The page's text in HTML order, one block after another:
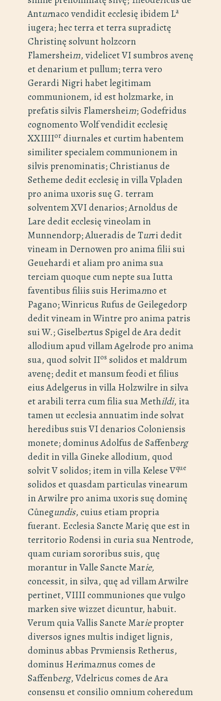
Anturnaco vendidit ecclesię ibidem La
iugera; hec terra et terra supradictę
Christinę solvunt holzcorn
Flamersheim, videlicet VI sumbros avenę
et denarium et pullum; terra vero
Gerardi Nigri habet legitimam
communionem, id est holzmarke, in
prefatis silvis Flamersheim; Godefridus
cognomento Wolf vendidit ecclesię
XXIIIIor diurnales et curtim habentem
similiter specialem communionem in
silvis prenominatis; Christianus de
Setheme dedit ecclesię in villa Vpladen
pro anima uxoris suę G. terram
solventem XVI denarios; Arnoldus de
Lare dedit ecclesię vineolam in
Munnendorp; Alueradis de Turri dedit
vineam in Dernowen pro anima filii sui
Geuehardi et aliam pro anima sua
terciam quoque cum nepte sua Iutta
faventibus filiis suis Herimanno et
Pagano; Winricus Rufus de Geilegedorp
dedit vineam in Wintre pro anima patris
sui W.; Giselbertus Spigel de Ara dedit
allodium apud villam Agelrode pro anima
sua, quod solvit IIos solidos et maldrum
avenę; dedit et mansum feodi et filius
eius Adelgerus in villa Holzwilre in silva
et arabili terra cum filia sua Methildi, ita
tamen ut ecclesia annuatim inde solvat
heredibus suis VI denarios Coloniensis
monete; dominus Adolfus de Saffenberg
dedit in villa Gineke allodium, quod
solvit V solidos; item in villa Kelese Vque
solidos et quasdam particulas vinearum
in Arwilre pro anima uxoris suę dominę
Cůnegundis, cuius etiam propria
fuerant. Ecclesia Sancte Marię que est in
territorio Rodensi in curia sua Nentrode,
quam curiam sororibus suis, quę
morantur in Valle Sancte Marie,
concessit, in silva, quę ad villam Arwilre
pertinet, VIIII communiones que vulgo
marken sive wizzet dicuntur, habuit.
Verum quia Vallis Sancte Mariepropter
diversos ignes multis indiget lignis,
dominus abbas Prvmiensis Retherus,
dominus Herimannus comes de
Saffenberg, Vdelricus comes de Ara
consensu et consilio omnium coheredum